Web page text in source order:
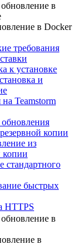
в
в Docker
требования
к установке
и
Teamstorm
копии
из
копии
стандартного
быстрых
HTTPS
в
в